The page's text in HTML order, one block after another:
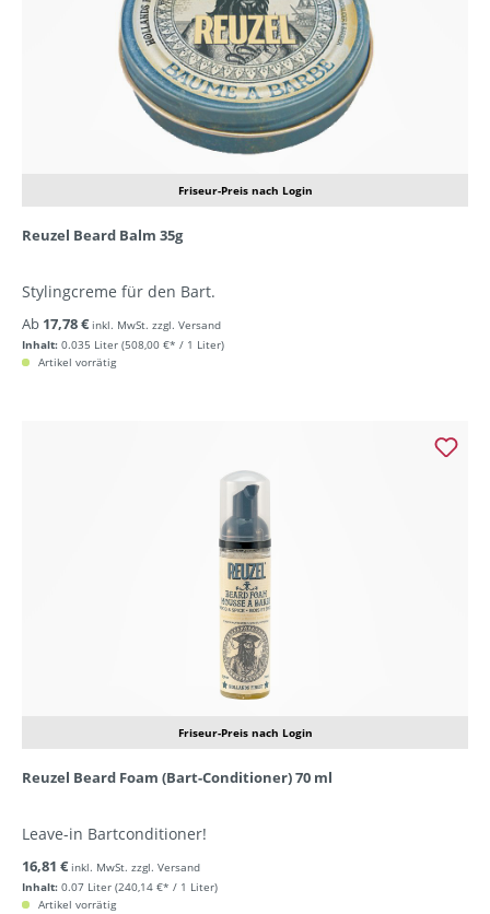
Friseur-Preis nach Login
Reuzel Beard Balm 35g
Stylingcreme für den Bart.
Inhalt: 0.035 Liter (508,00 €* / 1 Liter)
Ab 17,78 € inkl. MwSt. zzgl. Versand
Artikel vorrätig
Friseur-Preis nach Login
Reuzel Beard Foam (Bart-Conditioner) 70 ml
Leave-in Bartconditioner!
Inhalt: 0.07 Liter (240,14 €* / 1 Liter)
16,81 € inkl. MwSt. zzgl. Versand
Artikel vorrätig